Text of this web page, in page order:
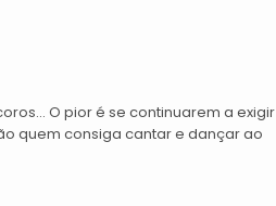
O pior é se continuarem a exigir
quem consiga cantar e dançar ao